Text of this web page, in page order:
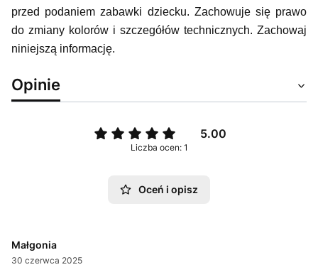
przed podaniem zabawki dziecku. Zachowuje się prawo
do zmiany kolorów i szczegółów technicznych. Zachowaj
niniejszą informację.
Opinie
5.00
Liczba ocen: 1
Oceń i opisz
Małgonia
30 czerwca 2025